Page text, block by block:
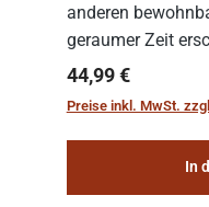
anderen
geraumer Zeit
sichern, wurden
„Weltenschiffe“
Regulärer Preis:
44,99 €
Preise inkl. MwSt.
In